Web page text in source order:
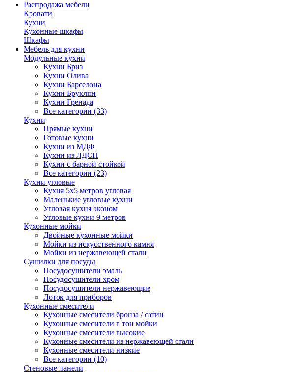
Распродажа мебели
Кровати
Кухни
Кухонные шкафы
Шкафы
Мебель для кухни
Модульные кухни
Кухни Бриз
Кухни Олива
Кухни Барселона
Кухни Бруклин
Кухни Гренада
Все категории (33)
Кухни
Прямые кухни
Готовые кухни
Кухни из МДФ
Кухни из ЛДСП
Кухни с барной стойкой
Все категории (23)
Кухни угловые
Кухня 5х5 метров угловая
Маленькие угловые кухни
Угловая кухня эконом
Угловые кухни 9 метров
Кухонные мойки
Двойные кухонные мойки
Мойки из искусственного камня
Мойки из нержавеющей стали
Сушилки для посуды
Посудосушители эмаль
Посудосушители хром
Посудосушители нержавеющие
Лоток для приборов
Кухонные смесители
Кухонные смесители бронза / сатин
Кухонные смесители в тон мойки
Кухонные смесители высокие
Кухонные смесители из нержавеющей стали
Кухонные смесители низкие
Все категории (10)
Стеновые панели